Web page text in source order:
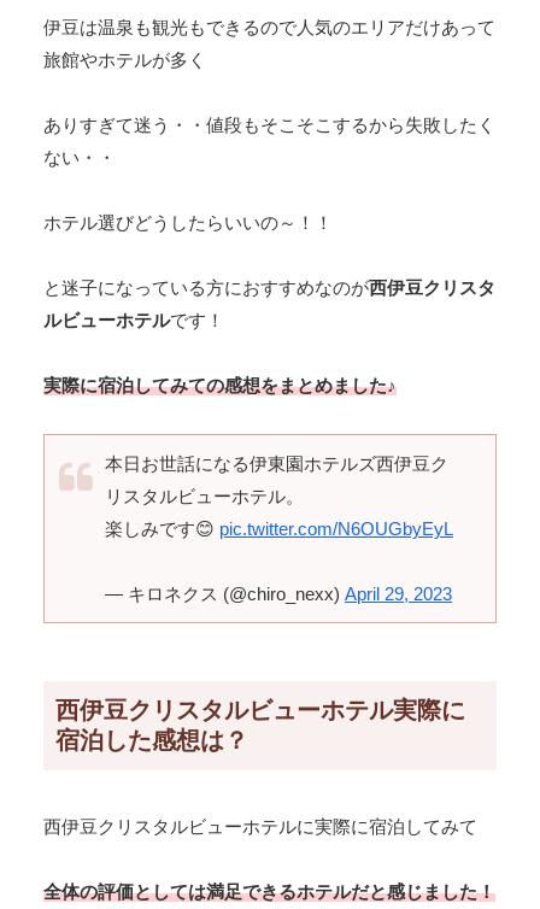
伊豆は温泉も観光もできるので人気のエリアだけあって
旅館やホテルが多く
ありすぎて迷う・・値段もそこそこするから失敗したく
ない・・
ホテル選びどうしたらいいの～！！
と迷子になっている方におすすめなのが西伊豆クリスタ
ルビューホテルです！
実際に宿泊してみての感想をまとめました♪
本日お世話になる伊東園ホテルズ西伊豆ク
リスタルビューホテル。
楽しみです😊 pic.twitter.com/N6OUGbyEyL
— キロネクス (@chiro_nexx) April 29, 2023
西伊豆クリスタルビューホテル実際に
宿泊した感想は？
西伊豆クリスタルビューホテルに実際に宿泊してみて
全体の評価としては満足できるホテルだと感じました！